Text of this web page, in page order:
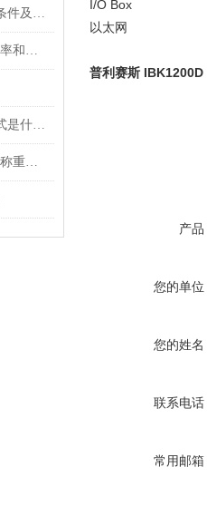
普利赛斯电子天平ES220M使用条件及校准
智能汽车衡助力提高数据管理效率和监控能力
称重模块 固定式、半浮式 全浮式是什么意思
小型储料罐称重用平台秤还是用称重模块
I/O Box
以太网
普利赛斯
产品
您的单位
您的姓名
联系电话
常用邮箱